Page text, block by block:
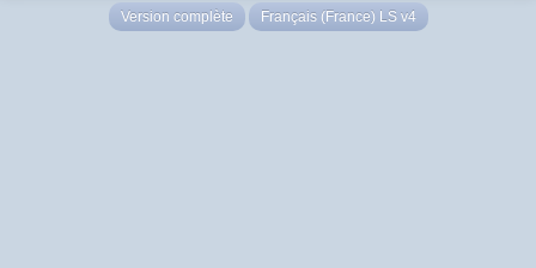
Version complète Français (France) LS v4